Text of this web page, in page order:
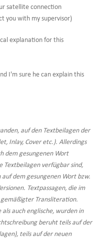
satellite connection
you with my supervisor)
explanation for this
I'm sure he can explain this
auf den Textbeilagen der
Inlay, Cover etc.). Allerdings
dem gesungenen Wort
Textbeilagen verfügbar sind,
auf dem gesungenen Wort bzw.
Textpassagen, die im
Transliteration.
auch englische, wurden in
beruht teils auf der
teils auf der neuen